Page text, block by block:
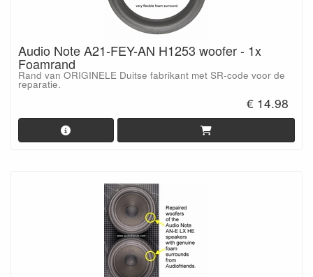
Audio Note A21-FEY-AN H1253 woofer - 1x
Foamrand
Rand van ORIGINELE Duitse fabrikant met SR-code voor de
reparatie.
€ 14.98